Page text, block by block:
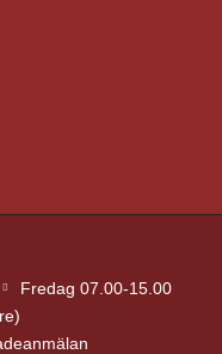
Fredag 07.00-15.00